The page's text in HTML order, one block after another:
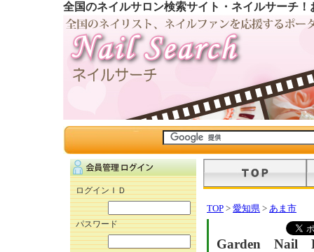
全国のネイルサロン検索サイト・ネイルサーチ
ログインＩＤ
パスワード
TOP > 愛知県 > あま市
Garden Nail